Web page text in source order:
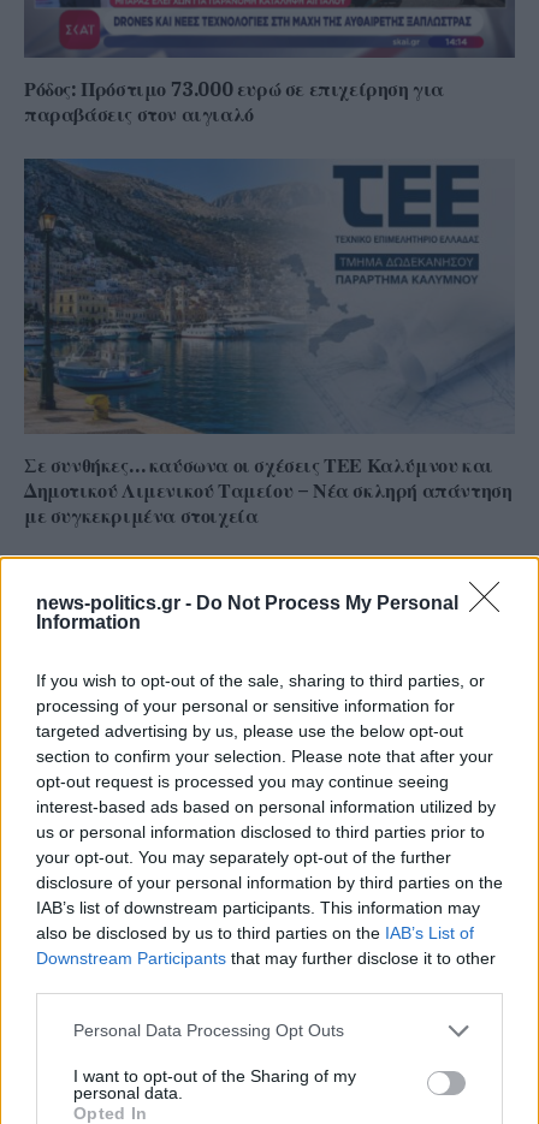
news-politics.gr - Do Not Process My Personal
Information
If you wish to opt-out of the sale, sharing to third parties, or
processing of your personal or sensitive information for
targeted advertising by us, please use the below opt-out
section to confirm your selection. Please note that after your
opt-out request is processed you may continue seeing
interest-based ads based on personal information utilized by
us or personal information disclosed to third parties prior to
your opt-out. You may separately opt-out of the further
disclosure of your personal information by third parties on the
IAB’s list of downstream participants. This information may
also be disclosed by us to third parties on the IAB’s List of
Downstream Participants that may further disclose it to other
Personal Data Processing Opt Outs
I want to opt-out of the Sharing of my
personal data.
Opted In
Ρόδος: Πρόστιμο 73.000 ευρώ σε επιχείρηση για
παραβάσεις στον αιγιαλό
Σε συνθήκες… καύσωνα οι σχέσεις ΤΕΕ Καλύμνου και
Δημοτικού Λιμενικού Ταμείου – Νέα σκληρή απάντηση
με συγκεκριμένα στοιχεία
Το ατύχημα του Ρόμπερτ Πλαντ, των Led Zeppelin
στη Ρόδο όπου παραλίγο να χάσει τη γυναίκα του
(video)